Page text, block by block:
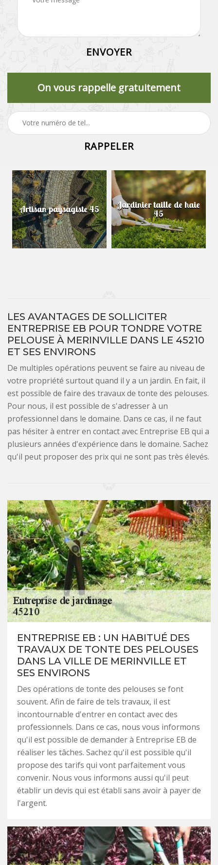
On vous rappelle gratuitement
Artisan paysagiste 45 Jardinier taille de haie
45
LES AVANTAGES DE SOLLICITER
ENTREPRISE EB POUR TONDRE VOTRE
PELOUSE À MERINVILLE DANS LE 45210
ET SES ENVIRONS
De multiples opérations peuvent se faire au niveau de
votre propriété surtout quand il y a un jardin. En fait, il
est possible de faire des travaux de tonte des pelouses.
Pour nous, il est possible de s'adresser à un
professionnel dans le domaine. Dans ce cas, il ne faut
pas hésiter à entrer en contact avec Entreprise EB qui a
plusieurs années d'expérience dans le domaine. Sachez
qu'il peut proposer des prix qui ne sont pas très élevés.
ENTREPRISE EB : UN HABITUÉ DES
TRAVAUX DE TONTE DES PELOUSES
DANS LA VILLE DE MERINVILLE ET
SES ENVIRONS
Des opérations de tonte des pelouses se font
souvent. Afin de faire de tels travaux, il est
incontournable d'entrer en contact avec des
professionnels. Dans ce cas, nous vous informons
qu'il est possible de demander à Entreprise EB de
réaliser les tâches. Sachez qu'il est possible qu'il
propose des tarifs qui vont parfaitement vous
convenir. Nous vous informons aussi qu'il peut
établir un devis qui est établi sans avoir à payer de
l'argent.